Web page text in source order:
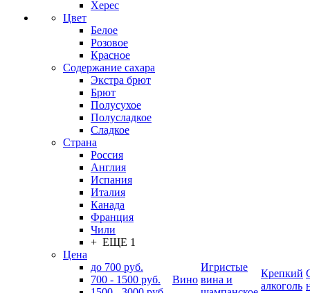
Херес
Цвет
Белое
Розовое
Красное
Содержание сахара
Экстра брют
Брют
Полусухое
Полусладкое
Сладкое
Страна
Россия
Англия
Испания
Италия
Канада
Франция
Чили
+ ЕЩЕ 1
Цена
до 700 руб.
700 - 1500 руб.
Вино
Игристые
вина и
Крепкий
алкоголь